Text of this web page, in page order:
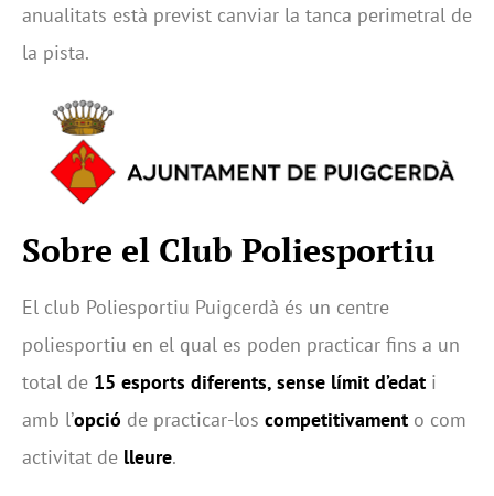
anualitats està previst canviar la tanca perimetral de
la pista.
Sobre el Club Poliesportiu
El club Poliesportiu Puigcerdà és un centre
poliesportiu en el qual es poden practicar fins a un
total de 15 esports diferents, sense límit d’edat i
amb l’opció de practicar-los competitivament o com
activitat de lleure.